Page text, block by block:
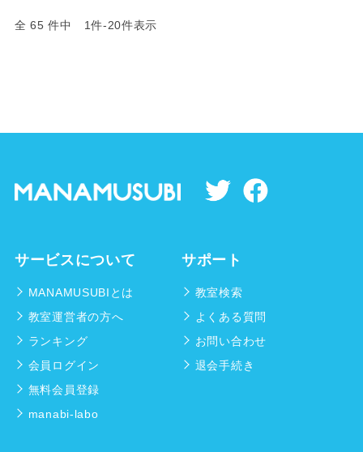
全 65 件中 1件-20件表示
サービスについて
MANAMUSUBIとは
教室運営者の方へ
ランキング
会員ログイン
無料会員登録
manabi-labo
サポート
教室検索
よくある質問
お問い合わせ
退会手続き